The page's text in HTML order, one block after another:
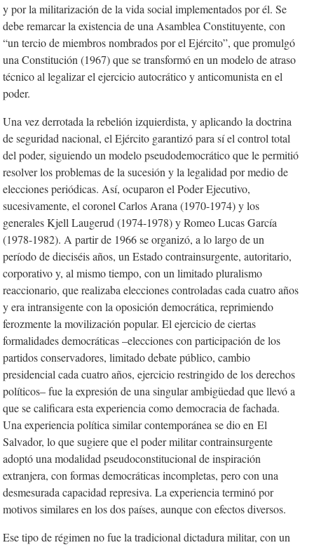
y por la militarización de la vida social implementados por él. Se
debe remarcar la existencia de una Asamblea Constituyente, con
“un tercio de miembros nombrados por el Ejército”, que promulgó
una Constitución (1967) que se transformó en un modelo de atraso
técnico al legalizar el ejercicio autocrático y anticomunista en el
poder.
Una vez derrotada la rebelión izquierdista, y aplicando la doctrina
de seguridad nacional, el Ejército garantizó para sí el control total
del poder, siguiendo un modelo pseudodemocrático que le permitió
resolver los problemas de la sucesión y la legalidad por medio de
elecciones periódicas. Así, ocuparon el Poder Ejecutivo,
sucesivamente, el coronel Carlos Arana (1970-1974) y los
generales Kjell Laugerud (1974-1978) y Romeo Lucas García
(1978-1982). A partir de 1966 se organizó, a lo largo de un
período de dieciséis años, un Estado contrainsurgente, autoritario,
corporativo y, al mismo tiempo, con un limitado pluralismo
reaccionario, que realizaba elecciones controladas cada cuatro años
y era intransigente con la oposición democrática, reprimiendo
ferozmente la movilización popular. El ejercicio de ciertas
formalidades democráticas –elecciones con participación de los
partidos conservadores, limitado debate público, cambio
presidencial cada cuatro años, ejercicio restringido de los derechos
políticos– fue la expresión de una singular ambigüedad que llevó a
que se calificara esta experiencia como democracia de fachada.
Una experiencia política similar contemporánea se dio en El
Salvador, lo que sugiere que el poder militar contrainsurgente
adoptó una modalidad pseudoconstitucional de inspiración
extranjera, con formas democráticas incompletas, pero con una
desmesurada capacidad represiva. La experiencia terminó por
motivos similares en los dos países, aunque con efectos diversos.
Ese tipo de régimen no fue la tradicional dictadura militar, con un